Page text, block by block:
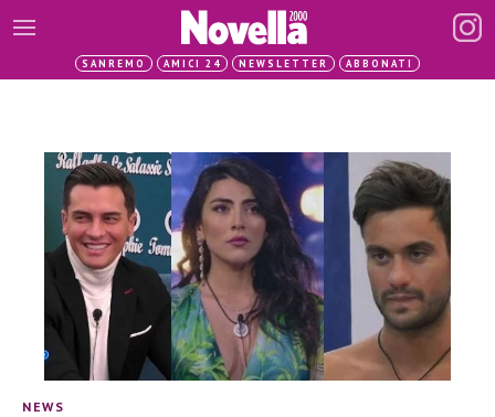
SANREMO AMICI 24 NEWSLETTER ABBONATI
NEWS